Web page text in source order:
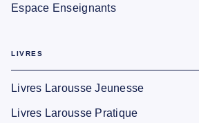
Espace Enseignants
LIVRES
Livres Larousse Jeunesse
Livres Larousse Pratique